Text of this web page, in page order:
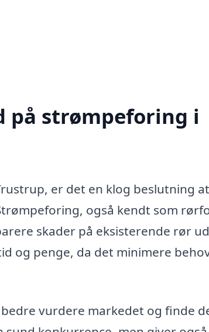
strømpeforing i
er det en klog beslutning at
også kendt som
skader på eksisterende rør
og penge, da det minimere
vurdere markedet og finde